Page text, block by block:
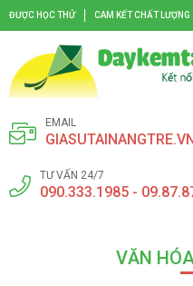
ĐƯỢC HỌC THỬ CAM KẾT CHẤT LƯỢNG
EMAIL
TƯ VẤN 24/7
090.333.1985 -
VĂN